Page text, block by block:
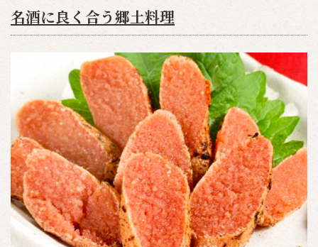
名酒に良く合う郷土料理